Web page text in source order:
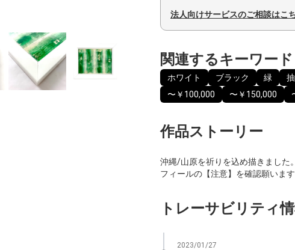
法人向けサービスのご相談はこ
関連するキーワード
ホワイト ブラック 緑
〜￥100,000
〜￥150,000
作品ストーリー
沖縄/山原を祈り
フィールの【注意】を確認願います
トレーサビリティ
2023/01/27